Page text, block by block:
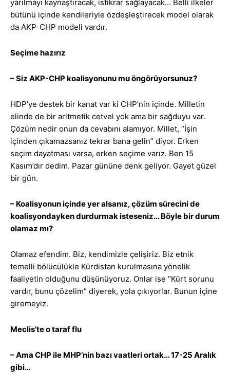
yarılmayı kaynaştıracak, istikrar sağlayacak… Belli ilkeler
bütünü içinde kendileriyle özdeşleştirecek model olarak
da AKP-CHP modeli vardır.
Seçime hazırız
– Siz AKP-CHP koalisyonunu mu öngörüyorsunuz?
HDP’ye destek bir kanat var ki CHP’nin içinde. Milletin
elinde de bir aritmetik cetvel yok ama bir sağduyu var.
Çözüm nedir onun da cevabını alamıyor. Millet, “İşin
içinden çıkamazsanız tekrar bana gelin” diyor. Erken
seçim dayatması varsa, erken seçime varız. Ben 15
Kasım’dır dedim. Pazar gününe denk geliyor. Gayet güzel
bir gün.
– Koalisyonun içinde yer alsanız, çözüm sürecini de
koalisyondayken durdurmak isteseniz… Böyle bir durum
olamaz mı?
Olamaz efendim. Biz, kendimizle çelişiriz. Biz etnik
temelli bölücülükle Kürdistan kurulmasına yönelik
faaliyetin olduğunu düşünüyoruz. Onlar ise “Kürt sorunu
vardır, bunu çözelim” diyerek, yola çıkıyorlar. Bunun içine
giremeyiz.
Meclis’te o taraf flu
– Ama CHP ile MHP’nin bazı vaatleri ortak… 17-25 Aralık
gibi…